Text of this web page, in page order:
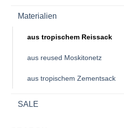
Materialien
aus tropischem Reissack
aus reused Moskitonetz
aus tropischem Zementsack
SALE